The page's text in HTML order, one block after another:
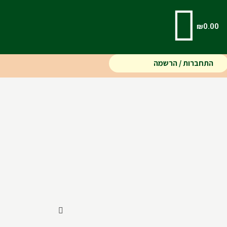
₪0.00
התחברות / הרשמה